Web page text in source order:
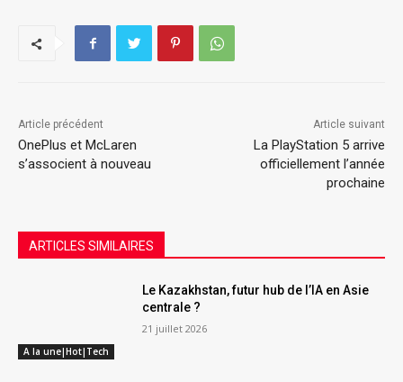
Article précédent
OnePlus et McLaren
s’associent à nouveau
Article suivant
La PlayStation 5 arrive
officiellement l’année
prochaine
ARTICLES SIMILAIRES
A la une|Hot|Tech
Le Kazakhstan, futur hub de l’IA en Asie
centrale ?
21 juillet 2026